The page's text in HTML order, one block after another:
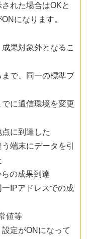
れた場合はOKと
になります。
果対象外となるこ
まで、同一の標準ブ
でに通信環境を変更
に到達した
端末にデータを引
の成果到達
一IPアドレスでの成
値等
定がONになって